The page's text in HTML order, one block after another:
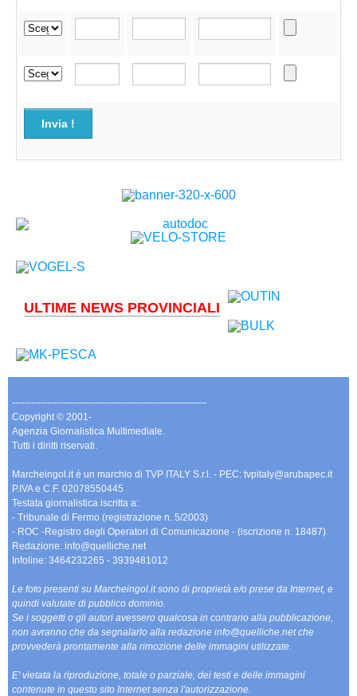
Invia !
ULTIME NEWS PROVINCIALI
-------------------------------------------------------------
Copyright © 2001-
Agenzia Giornalistica Multimediale.
Tutti i diritti riservati.
Marcheingol.it è un marchio di TVP ITALY S.r.l. - PEC: tvpitaly@arubapec.it
P.IVA e C.F. 02078550445
Testata giornalistica iscritta a:
- Tribunale di Fermo (registrazione n. 5/2003)
- ROC -Registro degli Operatori di Comunicazione - (iscrizione n. 18487)
Redazione: info@quelliche.net
Infoline: 3464232265 - 3939481012
Le foto presenti su Marcheingol.it sono di proprietà e/o prese da Internet, e
quindi valutate di pubblico dominio.
Se i soggetti o gli autori avessero qualcosa in contrario alla pubblicazione,
non avranno che da segnalarlo alla redazione info@quelliche.net che
provvederà prontamente alla rimozione delle immagini utilizzate.
E' vietata la riproduzione, totale o parziale, dei testi e delle immagini
contenute in questo sito Internet senza l'autorizzazione.